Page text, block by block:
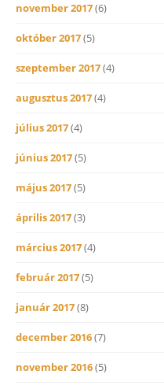
november 2017(6)
október 2017(5)
szeptember 2017(4)
augusztus 2017(4)
július 2017(4)
június 2017(5)
május 2017(5)
április 2017(3)
március 2017(4)
február 2017(5)
január 2017(8)
december 2016(7)
november 2016(5)